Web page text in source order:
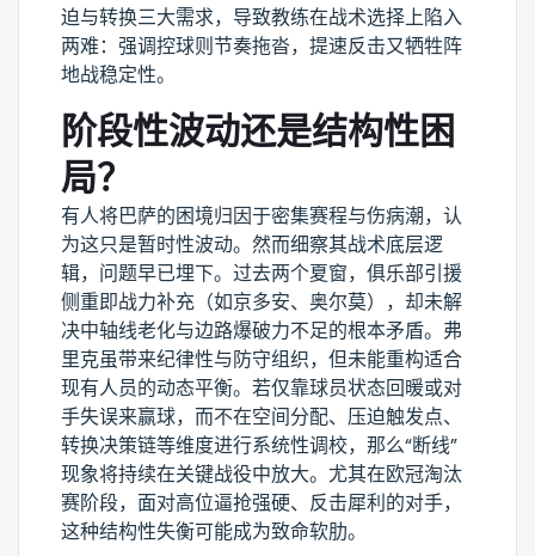
迫与转换三大需求，导致教练在战术选择上陷入
两难：强调控球则节奏拖沓，提速反击又牺牲阵
地战稳定性。
阶段性波动还是结构性困
局？
有人将巴萨的困境归因于密集赛程与伤病潮，认
为这只是暂时性波动。然而细察其战术底层逻
辑，问题早已埋下。过去两个夏窗，俱乐部引援
侧重即战力补充（如京多安、奥尔莫），却未解
决中轴线老化与边路爆破力不足的根本矛盾。弗
里克虽带来纪律性与防守组织，但未能重构适合
现有人员的动态平衡。若仅靠球员状态回暖或对
手失误来赢球，而不在空间分配、压迫触发点、
转换决策链等维度进行系统性调校，那么“断线”
现象将持续在关键战役中放大。尤其在欧冠淘汰
赛阶段，面对高位逼抢强硬、反击犀利的对手，
这种结构性失衡可能成为致命软肋。